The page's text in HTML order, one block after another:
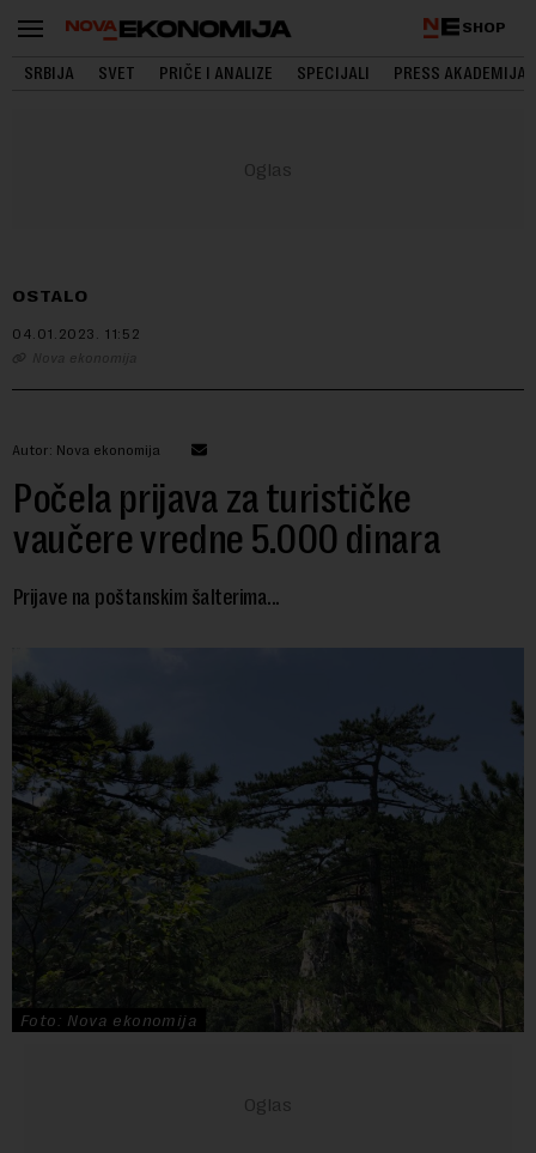
SHOP
SRBIJA SVET PRIČE I ANALIZE SPECIJALI PRESS AKADEMIJA
OSTALO
04.01.2023. 11:52
Nova ekonomija
Autor: Nova ekonomija
Počela prijava za turističke
vaučere vredne 5.000 dinara
Prijave na poštanskim šalterima...
Foto: Nova ekonomija